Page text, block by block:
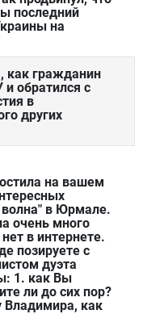
последний
на
как гражданин
обратился с
в
других
на вашем
волна" в Юрмале.
очень много
в интернете.
позируете с
дуэта
1. как Вы
ли до сих пор?
Владимира, как